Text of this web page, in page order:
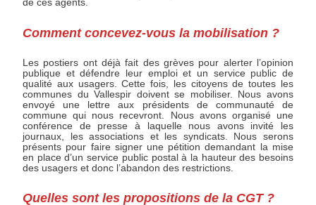
de ces agents.
Comment concevez-vous la mobilisation ?
Les postiers ont déjà fait des grèves pour alerter l’opinion
publique et défendre leur emploi et un service public de
qualité aux usagers. Cette fois, les citoyens de toutes les
communes du Vallespir doivent se mobiliser. Nous avons
envoyé une lettre aux présidents de communauté de
commune qui nous recevront. Nous avons organisé une
conférence de presse à laquelle nous avons invité les
journaux, les associations et les syndicats. Nous serons
présents pour faire signer une pétition demandant la mise
en place d’un service public postal à la hauteur des besoins
des usagers et donc l’abandon des restrictions.
Quelles sont les propositions de la CGT ?